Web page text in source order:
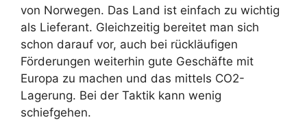
von Norwegen. Das Land ist einfach zu wichtig
als Lieferant. Gleichzeitig bereitet man sich
schon darauf vor, auch bei rückläufigen
Förderungen weiterhin gute Geschäfte mit
Europa zu machen und das mittels CO2-
Lagerung. Bei der Taktik kann wenig
schiefgehen.